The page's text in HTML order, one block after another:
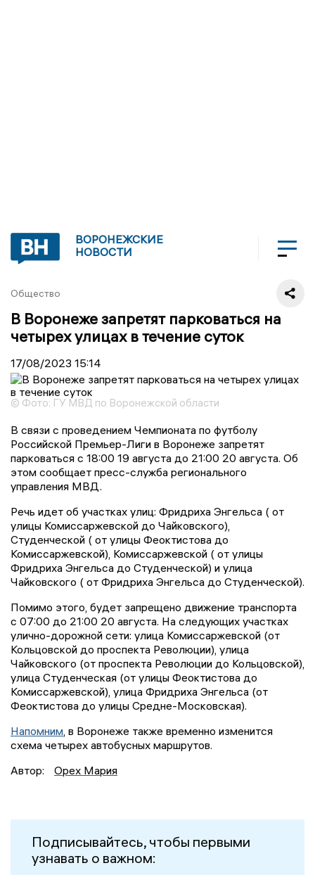
ВОРОНЕЖСКИЕ
НОВОСТИ
Общество
В Воронеже запретят парковаться на
четырех улицах в течение суток
17/08/2023 15:14
© Фото: ГУ МВД по Воронежской области
В связи с проведением Чемпионата по футболу
Российской Премьер-Лиги в Воронеже запретят
парковаться с 18:00 19 августа до 21:00 20 августа. Об
этом сообщает пресс-служба регионального
управления МВД.
Речь идет об участках улиц: Фридриха Энгельса ( от
улицы Комиссаржевской до Чайковского),
Студенческой ( от улицы Феоктистова до
Комиссаржевской), Комиссаржевской ( от улицы
Фридриха Энгельса до Студенческой) и улица
Чайковского ( от Фридриха Энгельса до Студенческой).
Помимо этого, будет запрещено движение транспорта
с 07:00 до 21:00 20 августа. На следующих участках
улично-дорожной сети: улица Комиссаржевской (от
Кольцовской до проспекта Революции), улица
Чайковского (от проспекта Революции до Кольцовской),
улица Студенческая (от улицы Феоктистова до
Комиссаржевской), улица Фридриха Энгельса (от
Феоктистова до улицы Средне-Московская).
Напомним , в Воронеже также временно изменится
схема четырех автобусных маршрутов.
Автор:
Орех Мария
Подписывайтесь, чтобы первыми
узнавать о важном: